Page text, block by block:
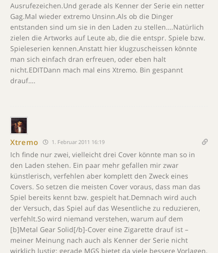
Ausrufezeichen.Und gerade als Kenner der Serie ein netter
Gag.Mal wieder extremo Unsinn.Als ob die Dinger
entstanden sind um sie in den Laden zu stellen….Natürlich
zielen die Artworks auf Leute ab, die die entspr. Spiele bzw.
Spieleserien kennen.Anstatt hier klugzuscheissen könnte
man sich einfach dran erfreuen, oder eben halt
nicht.EDITDann mach mal eins Xtremo. Bin gespannt
drauf….
Xtremo 1. Februar 2011 16:19
Ich finde nur zwei, vielleicht drei Cover könnte man so in
den Laden stehen. Ein paar mehr gefallen mir zwar
künstlerisch, verfehlen aber komplett den Zweck eines
Covers. So setzen die meisten Cover voraus, dass man das
Spiel bereits kennt bzw. gespielt hat.Demnach wird auch
der Versuch, das Spiel auf das Wesentliche zu reduzieren,
verfehlt.So wird niemand verstehen, warum auf dem
[b]Metal Gear Solid[/b]-Cover eine Zigarette drauf ist –
meiner Meinung nach auch als Kenner der Serie nicht
wirklich lustig; gerade MGS bietet da viele bessere Vorlagen.